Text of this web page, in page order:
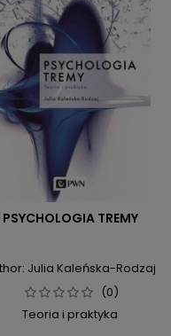
PSYCHOLOGIA TREMY
Julia Kaleńska-Rodzaj
(0)
Teoria i praktyka